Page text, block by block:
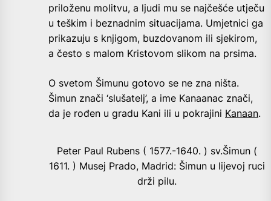
priloženu molitvu, a ljudi mu se najčešće utječu
u teškim i beznadnim situacijama. Umjetnici ga
prikazuju s knjigom, buzdovanom ili sjekirom,
a često s malom Kristovom slikom na prsima.
O svetom Šimunu gotovo se ne zna ništa.
Šimun znači ‘slušatelj’, a ime Kanaanac znači,
da je rođen u gradu Kani ili u pokrajini Kanaan.
Peter Paul Rubens ( 1577.-1640. ) sv.Šimun (
1611. ) Musej Prado, Madrid: Šimun u lijevoj ruci
drži pilu.